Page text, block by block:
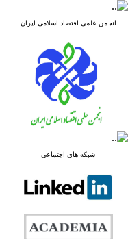
انجمن علمی اقتصاد اسلامی ایران
شبکه های اجتماعی